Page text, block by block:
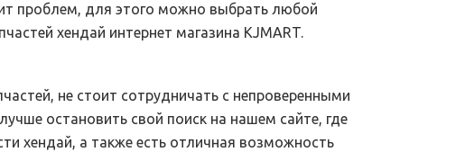
проблем, для этого можно выбрать любой
хендай интернет магазина KJMART.
не стоит сотрудничать с непроверенными
остановить свой поиск на нашем сайте, где
хендай, а также есть отличная возможность